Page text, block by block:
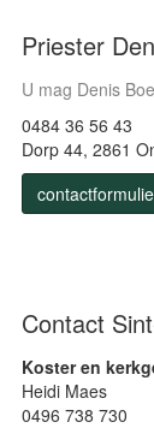
Priester
U mag Denis
0484 36 56 43
Dorp 44, 2861
Contact
Koster en
Heidi Maes
0496 738 730